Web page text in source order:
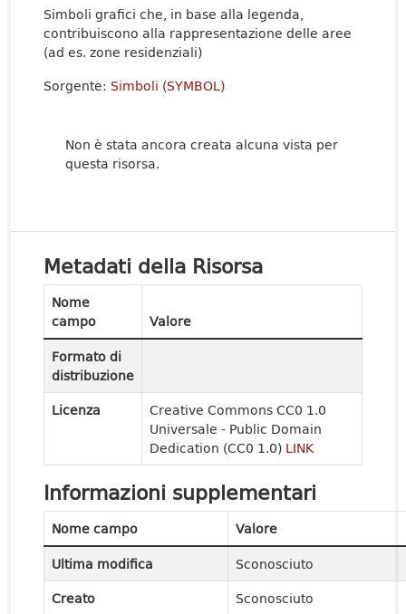
Simboli grafici che, in base alla legenda,
contribuiscono alla rappresentazione delle aree
(ad es. zone residenziali)
Sorgente: Simboli (SYMBOL)
Non è stata ancora creata alcuna vista per
questa risorsa.
Metadati della Risorsa
Nome
campo
Valore
Formato di
distribuzione
Licenza
Creative Commons CC0 1.0
Universale - Public Domain
Dedication (CC0 1.0) LINK
Informazioni supplementari
Nome campo
Valore
Ultima modifica
Sconosciuto
Creato
Sconosciuto